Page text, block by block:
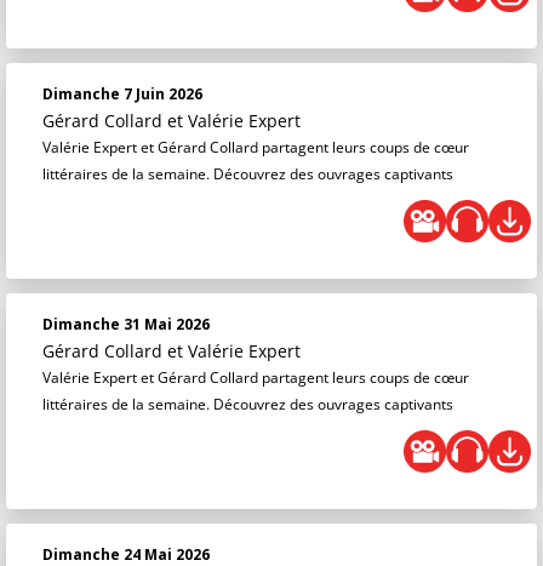
Dimanche 7 Juin 2026
Gérard Collard et Valérie Expert
Valérie Expert et Gérard Collard partagent leurs coups de cœur
littéraires de la semaine. Découvrez des ouvrages captivants
Dimanche 31 Mai 2026
Gérard Collard et Valérie Expert
Valérie Expert et Gérard Collard partagent leurs coups de cœur
littéraires de la semaine. Découvrez des ouvrages captivants
Dimanche 24 Mai 2026